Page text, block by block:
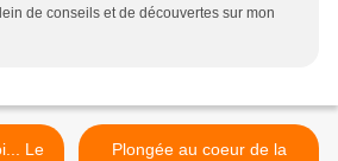
de conseils et de découvertes sur mon
Plongée au coeur de la